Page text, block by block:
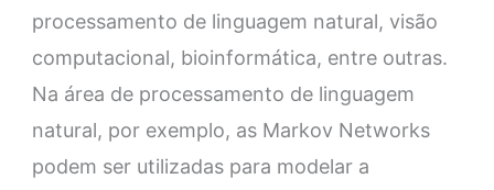
processamento de linguagem natural, visão
computacional, bioinformática, entre outras.
Na área de processamento de linguagem
natural, por exemplo, as Markov Networks
podem ser utilizadas para modelar a